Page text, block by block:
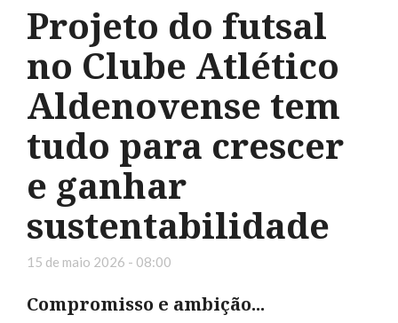
Projeto do futsal
no Clube Atlético
Aldenovense tem
tudo para crescer
e ganhar
sustentabilidade
15 de maio 2026 - 08:00
Compromisso e ambição...